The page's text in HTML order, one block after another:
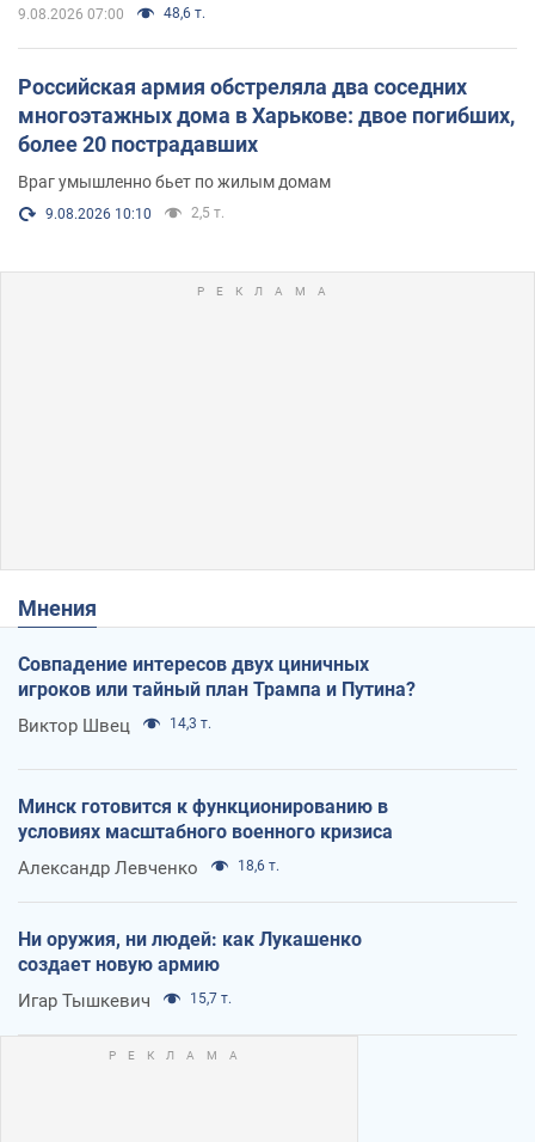
9.08.2026 07:00 48,6 т.
Российская армия обстреляла два соседних
многоэтажных дома в Харькове: двое погибших,
более 20 пострадавших
Враг умышленно бьет по жилым домам
9.08.2026 10:10 2,5 т.
Мнения
Совпадение интересов двух циничных
игроков или тайный план Трампа и Путина?
Виктор Швец 14,3 т.
Минск готовится к функционированию в
условиях масштабного военного кризиса
Александр Левченко 18,6 т.
Ни оружия, ни людей: как Лукашенко
создает новую армию
Игар Тышкевич 15,7 т.